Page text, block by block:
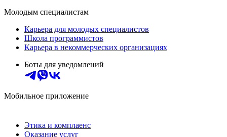
Молодым специалистам
Карьера для молодых специалистов
Школа программистов
Карьера в некоммерческих организациях
Боты для уведомлений
Мобильное приложение
Этика и комплаенс
Оказание услуг